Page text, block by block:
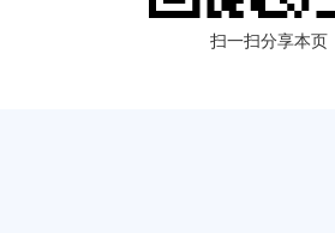
扫一扫分享本页